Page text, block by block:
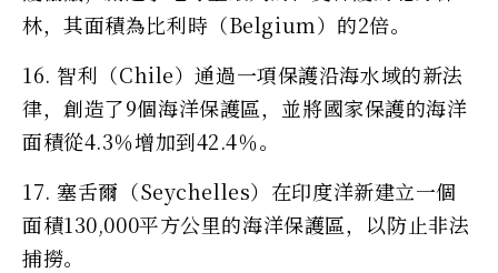
林，其面積為比利時（Belgium）的2倍。
16. 智利（Chile）通過一項保護沿海水域的新法
律，創造了9個海洋保護區，並將國家保護的海洋
面積從4.3％增加到42.4％。
17. 塞舌爾（Seychelles）在印度洋新建立一個
面積130,000平方公里的海洋保護區，以防止非法
捕撈。